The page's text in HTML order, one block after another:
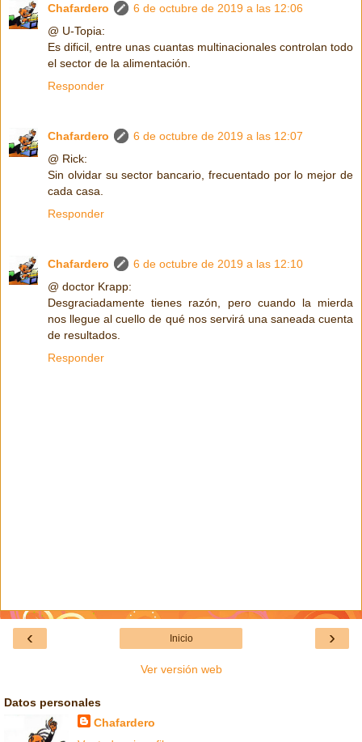
Chafardero
6 de octubre de 2019 a las 12:06
@ U-Topia:
Es dificil, entre unas cuantas multinacionales controlan todo
el sector de la alimentación.
Responder
Chafardero
6 de octubre de 2019 a las 12:07
@ Rick:
Sin olvidar su sector bancario, frecuentado por lo mejor de
cada casa.
Responder
Chafardero
6 de octubre de 2019 a las 12:10
@ doctor Krapp:
Desgraciadamente tienes razón, pero cuando la mierda
nos llegue al cuello de qué nos servirá una saneada cuenta
de resultados.
Responder
‹ ›
Inicio
Ver versión web
Datos personales
Chafardero